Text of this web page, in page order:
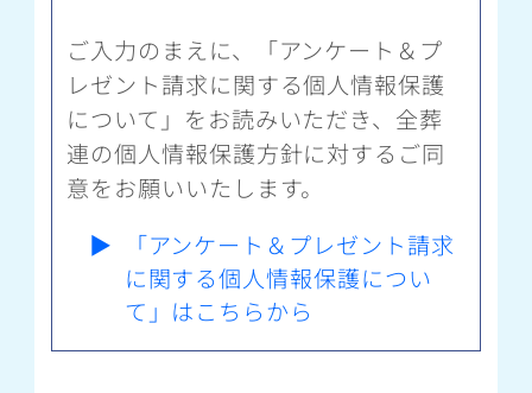
ご入力のまえに、「アンケート＆プ
レゼント請求に関する個人情報保護
について」をお読みいただき、全葬
連の個人情報保護方針に対するご同
意をお願いいたします。
▶
「アンケート＆プレゼント請求
に関する個人情報保護につい
て」はこちらから